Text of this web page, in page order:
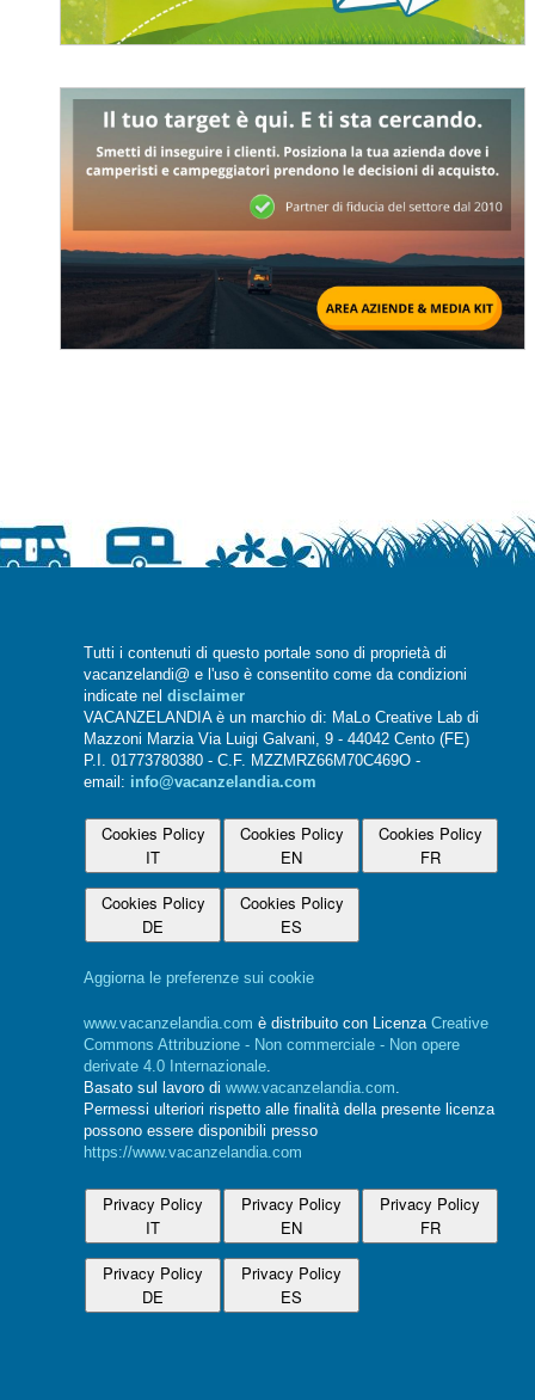
Tutti i contenuti di questo portale sono di proprietà di
vacanzelandi@ e l'uso è consentito come da condizioni
indicate nel disclaimer
VACANZELANDIA è un marchio di: MaLo Creative Lab di
Mazzoni Marzia Via Luigi Galvani, 9 - 44042 Cento (FE)
P.I. 01773780380 - C.F. MZZMRZ66M70C469O -
email: info@vacanzelandia.com
Cookies Policy
IT
Cookies Policy
EN
Cookies Policy
FR
Cookies Policy
DE
Cookies Policy
ES
Aggiorna le preferenze sui cookie
www.vacanzelandia.com è distribuito con Licenza Creative
Commons Attribuzione - Non commerciale - Non opere
derivate 4.0 Internazionale.
Basato sul lavoro di www.vacanzelandia.com.
Permessi ulteriori rispetto alle finalità della presente licenza
possono essere disponibili presso
https://www.vacanzelandia.com
Privacy Policy
IT
Privacy Policy
EN
Privacy Policy
FR
Privacy Policy
DE
Privacy Policy
ES